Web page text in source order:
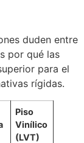
duden entre
por qué las
para el
rígidas.
Piso
Vinílico
(LVT)